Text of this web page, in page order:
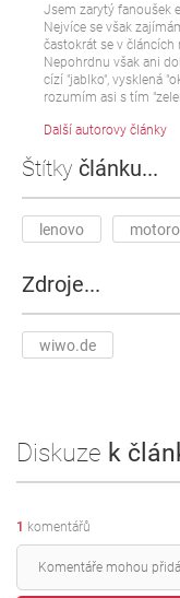
Jsem zarytý fanoušek
Nejvíce se však
častokrát se v článcích
Nepohrdnu však ani
cízí "jablko", vysklená
rozumím asi s tím
Další autorovy články
Štítky článku...
lenovo
Zdroje...
wiwo.de
Diskuze k
1 komentářů